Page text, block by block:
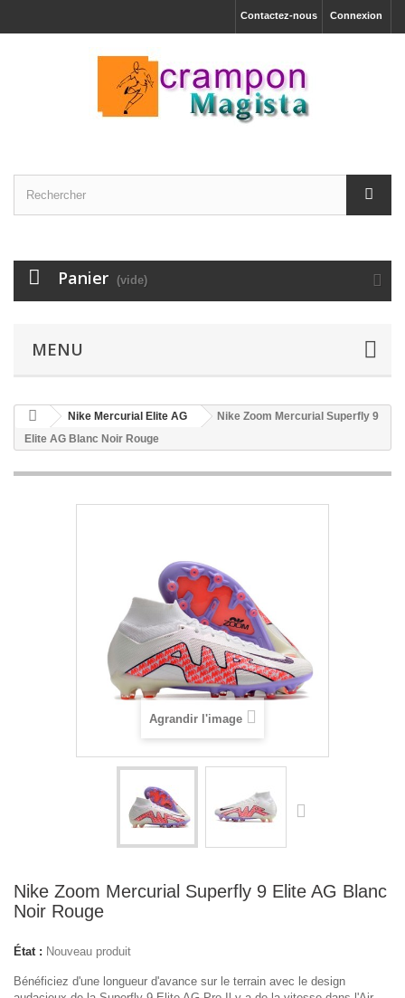
Connexion
Contactez-nous
Panier (vide)
MENU
Nike Mercurial Elite AG
Nike Zoom Mercurial Superfly 9
Elite AG Blanc Noir Rouge
Agrandir l'image
Nike Zoom Mercurial Superfly 9 Elite AG Blanc
Noir Rouge
État : Nouveau produit
Bénéficiez d'une longueur d'avance sur le terrain avec le design